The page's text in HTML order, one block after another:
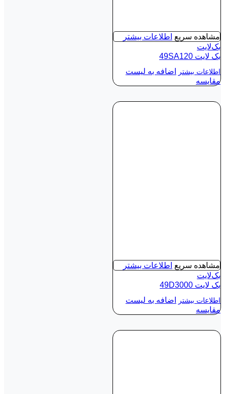
مشاهده سریع اطلاعات بیشتر
بک‌لایت
بک لايت 49SA120
اطلاعات بیشتر
اضافه به لیست
مقایسه
مشاهده سریع اطلاعات بیشتر
بک‌لایت
بک لايت 49D3000
اطلاعات بیشتر
اضافه به لیست
مقایسه